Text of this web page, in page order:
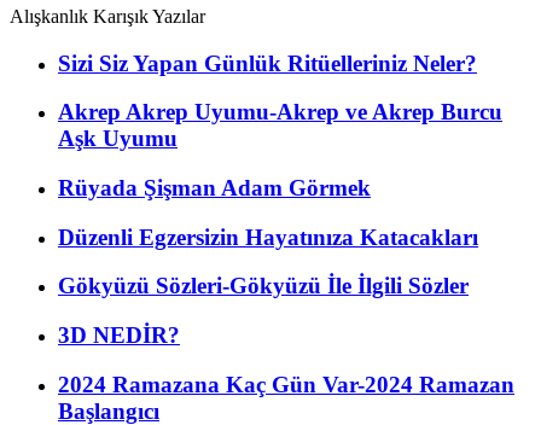
Alışkanlık Karışık Yazılar
Sizi Siz Yapan Günlük Ritüelleriniz Neler?
Akrep Akrep Uyumu-Akrep ve Akrep Burcu
Aşk Uyumu
Rüyada Şişman Adam Görmek
Düzenli Egzersizin Hayatınıza Katacakları
Gökyüzü Sözleri-Gökyüzü İle İlgili Sözler
3D NEDİR?
2024 Ramazana Kaç Gün Var-2024 Ramazan
Başlangıcı